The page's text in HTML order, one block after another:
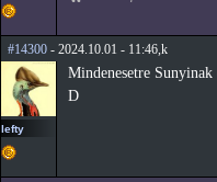
#14300 - 2024.10.01 - 11:46,k
lefty
Mindenesetre
D